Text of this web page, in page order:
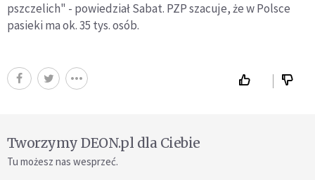
pszczelich" - powiedział Sabat. PZP szacuje, że w Polsce
pasieki ma ok. 35 tys. osób.
Tworzymy DEON.pl dla Ciebie
Tu możesz nas wesprzeć.